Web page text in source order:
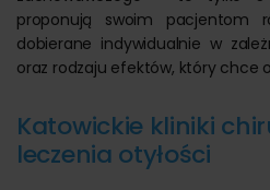
proponują swoim pacjentom
dobierane indywidualnie w
oraz rodzaju efektów, który chce
Katowickie kliniki
leczenia otyłości